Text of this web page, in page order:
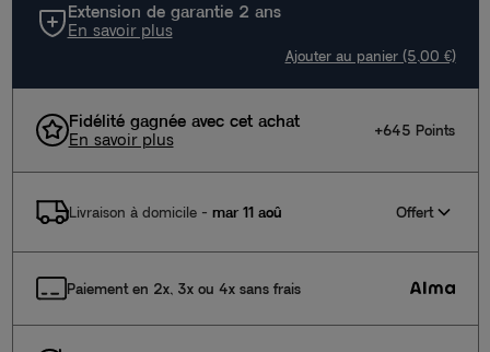
Extension de garantie 2 ans
En savoir plus
Ajouter au panier (5,00 €)
Fidélité gagnée avec cet achat
En savoir plus
+645 Points
Livraison à domicile- mar 11 aoû Offert
Paiement en 2x, 3x ou 4x sans frais